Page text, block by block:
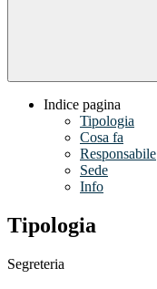
Indice pagina
Tipologia
Cosa fa
Responsabile
Sede
Info
Tipologia
Segreteria